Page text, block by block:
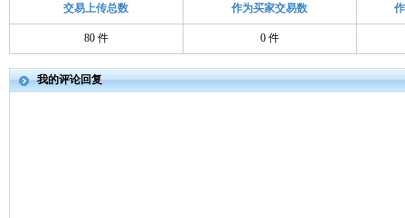
交易上传总数 作为买家交易数
80 件 0 件
我的评论回复